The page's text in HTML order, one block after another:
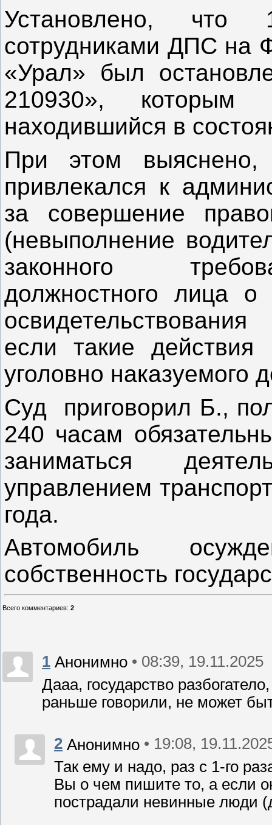
Установлено,
сотрудниками ДПС на
«Урал» был
210930», которым
находившийся в
При этом
привлекался к
за совершение
(невыполнение
законного
должностного лица о
если такие действия
уголовно наказуемого
Суд приговорил Б.,
240 часам
заниматься
управлением
года.
Автомобиль
собственность
Всего комментариев: 2
1 Анонимно • 08:39, 19.11.2025
Дааа, государство
раньше говорили, не может
2 Анонимно • 19:08,
Так ему и надо, раз с 1-го
Вы о чем пишите то, а если
пострадали невинные люди